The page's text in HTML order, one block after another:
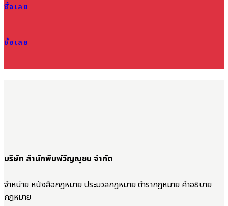
ซื้อเลย
ซื้อเลย
บริษัท สำนักพิมพ์วิญญูชน จำกัด
จำหน่าย หนังสือกฎหมาย ประมวลกฎหมาย ตำรากฎหมาย คำอธิบาย
กฎหมาย